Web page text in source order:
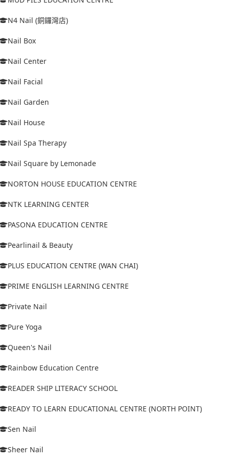
N4 Nail (銅鑼灣店)
Nail Box
Nail Center
Nail Facial
Nail Garden
Nail House
Nail Spa Therapy
Nail Square by Lemonade
NORTON HOUSE EDUCATION CENTRE
NTK LEARNING CENTER
PASONA EDUCATION CENTRE
Pearlinail & Beauty
PLUS EDUCATION CENTRE (WAN CHAI)
PRIME ENGLISH LEARNING CENTRE
Private Nail
Pure Yoga
Queen's Nail
Rainbow Education Centre
READER SHIP LITERACY SCHOOL
READY TO LEARN EDUCATIONAL CENTRE (NORTH POINT)
Sen Nail
Sheer Nail